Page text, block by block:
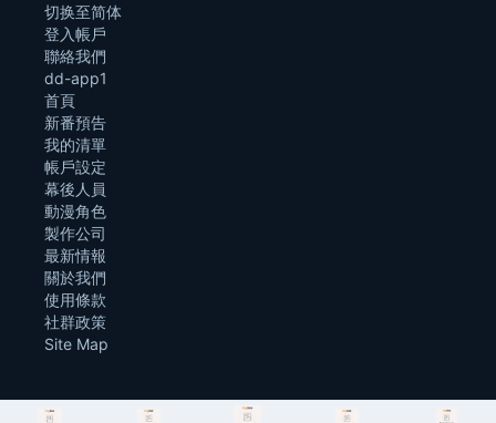
切换至简体
登入帳戶
聯絡我們
dd-app1
首頁
新番預告
我的清單
帳戶設定
幕後人員
動漫角色
製作公司
最新情報
關於我們
使用條款
社群政策
Site Map